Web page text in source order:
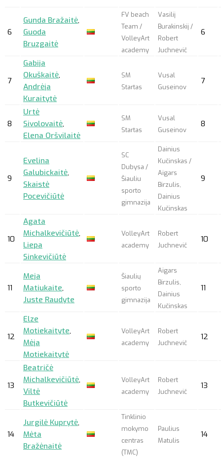
6
Gunda Bražaitė,
Guoda
Bruzgaitė
FV beach
Team /
VolleyArt
academy
Vasilij
Burakinskij /
Robert
Juchnevič
6
7
Gabija
Okuškaitė,
Andrėja
Kuraitytė
SM
Startas
Vusal
Guseinov
7
8
Urtė
Sivolovaitė,
Elena Oršvilaitė
SM
Startas
Vusal
Guseinov
8
9
Evelina
Galubickaitė,
Skaistė
Pocevičiūtė
SC
Dubysa /
Šiauliu
sporto
gimnazija
Dainius
Kučinskas /
Aigars
Birzulis,
Dainius
Kučinskas
9
10
Agata
Michalkevičiūtė,
Liepa
Sinkevičiūtė
VolleyArt
academy
Robert
Juchnevič
10
11
Meja
Matiukaite,
Juste Raudyte
Šiaulių
sporto
gimnazija
Aigars
Birzulis,
Dainius
Kučinskas
11
12
Elze
Motiekaityte,
Mėja
Motiekaitytė
VolleyArt
academy
Robert
Juchnevič
12
13
Beatričė
Michalkevičiūtė,
Viltė
Butkevičiūtė
VolleyArt
academy
Robert
Juchnevič
13
14
Jurgilė Kuprytė,
Mėta
Bražėnaitė
Tinklinio
mokymo
centras
(TMC)
Paulius
Matulis
14